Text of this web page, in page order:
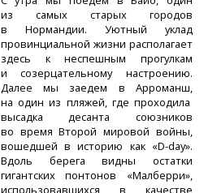
из самых старых городов
в Нормандии. Уютный уклад
провинциальной жизни располагает
здесь к неспешным прогулкам
и созерцательному настроению.
Далее мы заедем в Арроманш,
на один из пляжей, где проходила
высадка десанта союзников
во время Второй мировой войны,
вошедшей в историю как «D-day».
Вдоль берега видны остатки
гигантских понтонов «Малберри»,